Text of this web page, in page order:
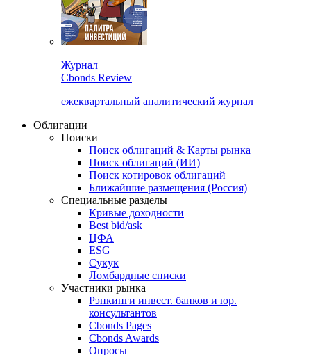
Cbonds Review
ежеквартальный аналитический журнал
Облигации
Поиски
Поиск облигаций & Карты рынка
Поиск облигаций (ИИ)
Поиск котировок облигаций
Ближайшие размещения (Россия)
Специальные разделы
Кривые доходности
Best bid/ask
ЦФА
ESG
Сукук
Ломбардные списки
Участники рынка
Рэнкинги инвест. банков и юр.